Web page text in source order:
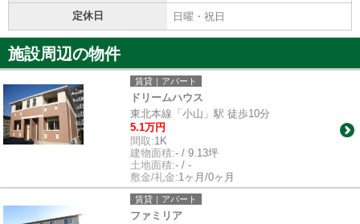
定休日 日曜・祝日
施設周辺の物件
賃貸｜アパート
ドリームハウス
東北本線「小山」駅 徒歩10分
5.1万円
間取:1K
建物面積:- / 9.13坪
土地面積:- / -
敷金/礼金:1ヶ月/0ヶ月
賃貸｜アパート
ファミリア